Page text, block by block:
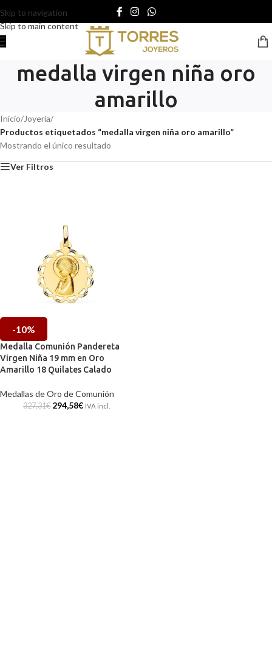
Skip to navigation
Skip to main content
medalla virgen niña oro
amarillo
Inicio/Joyería/
Productos etiquetados “medalla virgen niña oro amarillo”
Mostrando el único resultado
Ver Filtros
-10%
Medalla Comunión Pandereta
Virgen Niña 19 mm en Oro
Amarillo 18 Quilates Calado
Medallas de Oro de Comunión
327,31€ 294,58€ IVA incl.